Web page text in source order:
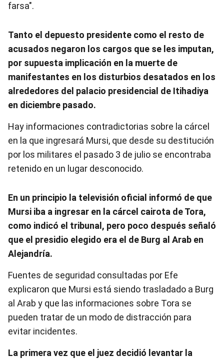
farsa".
Tanto el depuesto presidente como el resto de
acusados negaron los cargos que se les imputan,
por supuesta implicación en la muerte de
manifestantes en los disturbios desatados en los
alrededores del palacio presidencial de Itihadiya
en diciembre pasado.
Hay informaciones contradictorias sobre la cárcel
en la que ingresará Mursi, que desde su destitución
por los militares el pasado 3 de julio se encontraba
retenido en un lugar desconocido.
En un principio la televisión oficial informó de que
Mursi iba a ingresar en la cárcel cairota de Tora,
como indicó el tribunal, pero poco después señaló
que el presidio elegido era el de Burg al Arab en
Alejandría.
Fuentes de seguridad consultadas por Efe
explicaron que Mursi está siendo trasladado a Burg
al Arab y que las informaciones sobre Tora se
pueden tratar de un modo de distracción para
evitar incidentes.
La primera vez que el juez decidió levantar la